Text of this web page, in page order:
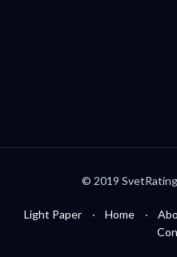
© 2019
Light Paper Home